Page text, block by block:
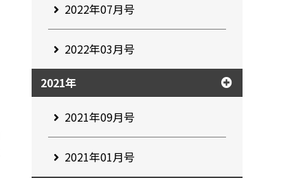
2022年07月号
2022年03月号
2021年
2021年09月号
2021年01月号